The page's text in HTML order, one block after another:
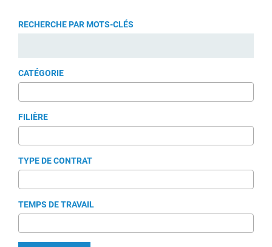
RECHERCHE PAR MOTS-CLÉS
CATÉGORIE
FILIÈRE
TYPE DE CONTRAT
TEMPS DE TRAVAIL